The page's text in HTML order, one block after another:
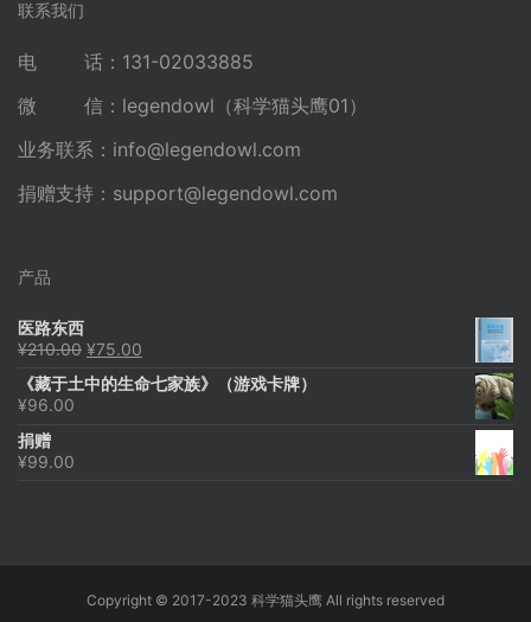
联系我们
电 话：131-02033885
微 信：legendowl（科学猫头鹰01）
业务联系： info@legendowl.com
捐赠支持： support@legendowl.com
产品
医路东西
¥210.00 原
为：
¥75.00
价
《藏于土中的生命七家族》（游戏卡牌）
¥96.00
捐赠
¥99.00
Copyright © 2017-2023 科学猫头鹰 All rights reserved